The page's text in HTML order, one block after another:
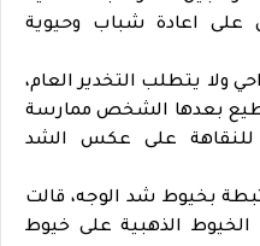
على اعادة شباب وحيوية
ولا يتطلب التخدير العام،
بعدها الشخص ممارسة
للنقاهة على عكس الشد
بخيوط شد الوجه، قالت
الذهبية على خيوط